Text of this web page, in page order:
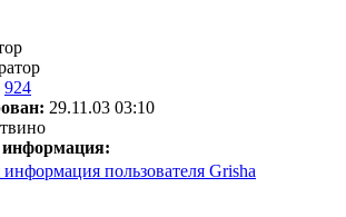
924
29.11.03 03:10
пользователя Grisha